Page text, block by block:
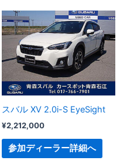
スバル XV 2.0i-S EyeSight
¥2,212,000
参加ディーラー詳細へ